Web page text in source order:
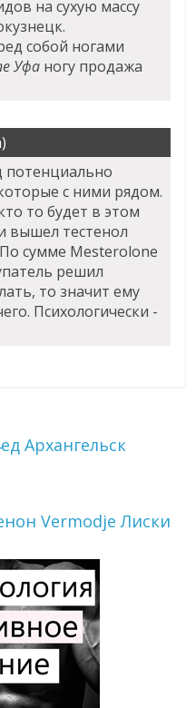
на сухую массу
собой ногами
Уфа ногу продажа
потенциально
с ними рядом.
то будет в этом
вышел тестенол
сумме Mesterolone
решил
то значит ему
Психологически -
Архангельск
Vermodje Лиски